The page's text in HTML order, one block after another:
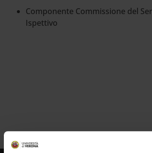
Componente Commissione del
Ispettivo